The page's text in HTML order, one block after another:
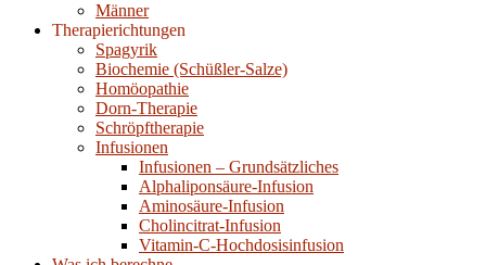
Männer
Therapierichtungen
Spagyrik
Biochemie (Schüßler-Salze)
Homöopathie
Dorn-Therapie
Schröpftherapie
Infusionen
Infusionen – Grundsätzliches
Alphaliponsäure-Infusion
Aminosäure-Infusion
Cholincitrat-Infusion
Vitamin-C-Hochdosisinfusion